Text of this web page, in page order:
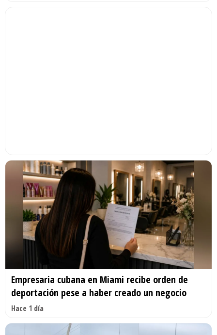
Empresaria cubana en Miami recibe orden de
deportación pese a haber creado un negocio
Hace 1 día